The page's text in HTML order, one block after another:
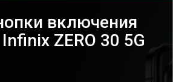
включения
ZERO 30 5G